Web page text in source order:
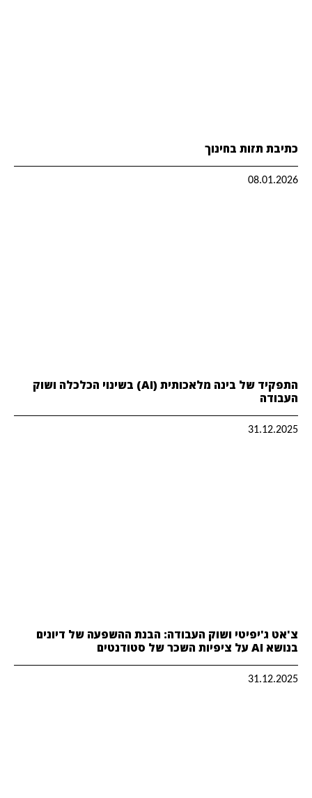
כתיבת תזות בחינוך
08.01.2026
התפקיד של בינה מלאכותית (AI) בשינוי הכלכלה ושוק
העבודה
31.12.2025
צ'אט ג'יפיטי ושוק העבודה: הבנת ההשפעה של דיונים
בנושא AI על ציפיות השכר של סטודנטים
31.12.2025